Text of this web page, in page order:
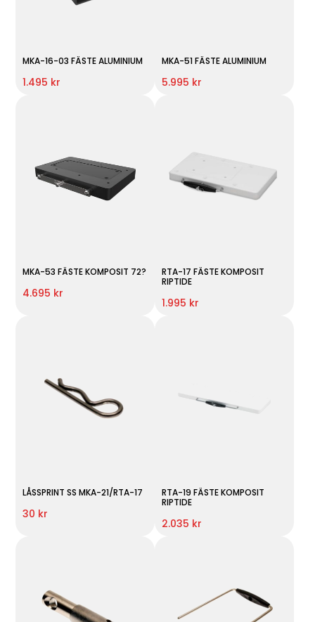
MKA-16-03 FÄSTE ALUMINIUM
1.495 kr
MKA-51 FÄSTE ALUMINIUM
5.995 kr
MKA-53 FÄSTE KOMPOSIT 72?
4.695 kr
RTA-17 FÄSTE KOMPOSIT
RIPTIDE
1.995 kr
LÅSSPRINT SS MKA-21/RTA-17
30 kr
RTA-19 FÄSTE KOMPOSIT
RIPTIDE
2.035 kr